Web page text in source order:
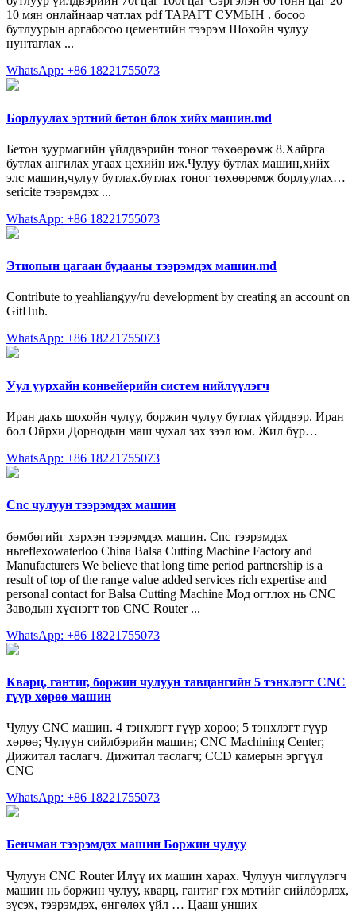
10 мян онлайнаар чатлах pdf ТАРАГТ СУМЫН . босоо
бутлуурын аргабосоо цементийн тээрэм Шохойн чулуу
нунтаглах ...
WhatsApp: +86 18221755073
Борлуулах эртний бетон блок хийх машин.md
Бетон зуурмагийн үйлдвэрийн тоног төхөөрөмж 8.Хайрга
бутлах ангилах угаах цехийн иж.Чулуу бутлах машин,хийх
элс машин,чулуу бутлах.бутлах тоног төхөөрөмж борлуулах…
sericite тээрэмдэх ...
WhatsApp: +86 18221755073
Этиопын цагаан будааны тээрэмдэх машин.md
Contribute to yeahliangyy/ru development by creating an account on
GitHub.
WhatsApp: +86 18221755073
Уул уурхайн конвейерийн систем нийлүүлэгч
Иран дахь шохойн чулуу, боржин чулуу бутлах үйлдвэр. Иран
бол Ойрхи Дорнодын маш чухал зах зээл юм. Жил бүр…
WhatsApp: +86 18221755073
Cnc чулуун тээрэмдэх машин
бөмбөгийг хэрхэн тээрэмдэх машин. Cnc тээрэмдэх
ньreflexowaterloo China Balsa Cutting Machine Factory and
Manufacturers We believe that long time period partnership is a
result of top of the range value added services rich expertise and
personal contact for Balsa Cutting Machine Мод огтлох нь CNC
Заводын хүснэгт төв CNC Router ...
WhatsApp: +86 18221755073
Кварц, гантиг, боржин чулуун тавцангийн 5 тэнхлэгт CNC
гүүр хөрөө машин
Чулуу CNC машин. 4 тэнхлэгт гүүр хөрөө; 5 тэнхлэгт гүүр
хөрөө; Чулуун сийлбэрийн машин; CNC Machining Center;
Дижитал таслагч. Дижитал таслагч; CCD камерын эргүүл
CNC
WhatsApp: +86 18221755073
Бенчман тээрэмдэх машин Боржин чулуу
Чулуун CNC Router Илүү их машин харах. Чулуун чиглүүлэгч
машин нь боржин чулуу, кварц, гантиг гэх мэтийг сийлбэрлэх,
зүсэх, тээрэмдэх, өнгөлөх үйл … Цааш унших